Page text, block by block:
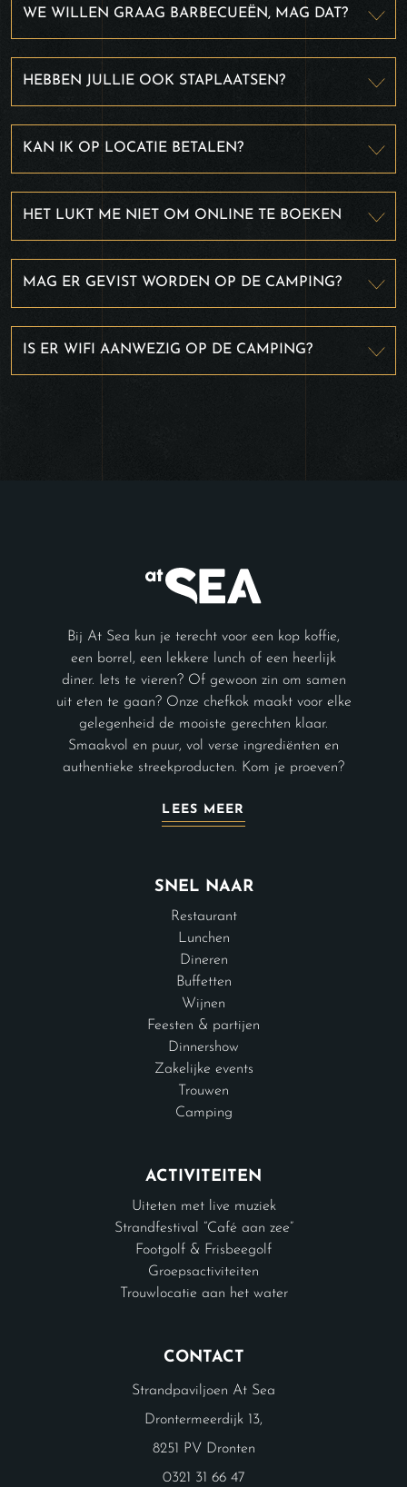
WE WILLEN GRAAG BARBECUEËN, MAG DAT?
HEBBEN JULLIE OOK STAPLAATSEN?
KAN IK OP LOCATIE BETALEN?
HET LUKT ME NIET OM ONLINE TE BOEKEN
MAG ER GEVIST WORDEN OP DE CAMPING?
IS ER WIFI AANWEZIG OP DE CAMPING?
Bij At Sea kun je terecht voor een kop koffie,
een borrel, een lekkere lunch of een heerlijk
diner. Iets te vieren? Of gewoon zin om samen
uit eten te gaan? Onze chefkok maakt voor elke
gelegenheid de mooiste gerechten klaar.
Smaakvol en puur, vol verse ingrediënten en
authentieke streekproducten. Kom je proeven?
LEES MEER
SNEL NAAR
Restaurant
Lunchen
Dineren
Buffetten
Wijnen
Feesten & partijen
Dinnershow
Zakelijke events
Trouwen
Camping
ACTIVITEITEN
Uiteten met live muziek
Strandfestival “Café aan zee”
Footgolf & Frisbeegolf
Groepsactiviteiten
Trouwlocatie aan het water
CONTACT
Strandpaviljoen At Sea
Drontermeerdijk 13,
8251 PV Dronten
0321 31 66 47